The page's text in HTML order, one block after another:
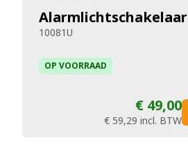
Alarmlichtschakelaar
10081U
OP VOORRAAD
€ 49,00
€ 59,29 incl. BTW